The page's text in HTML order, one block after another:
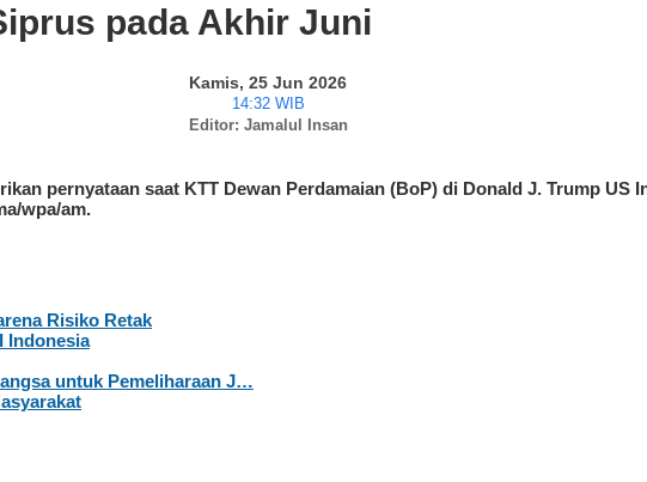
pada Akhir Juni
Kamis, 25 Jun 2026
14:32 WIB
Editor: Jamalul Insan
pernyataan saat KTT Dewan Perdamaian (BoP) di Donald J. Trump US
wpa/am.
Risiko Retak
Indonesia
untuk Pemeliharaan J…